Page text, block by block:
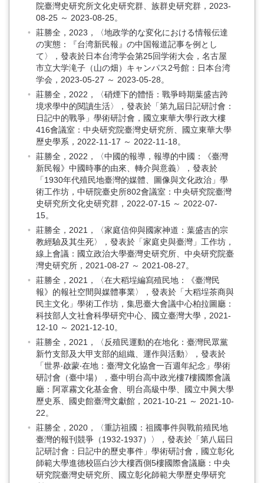
院臺灣史研究所文化史研究群、族群史研究群，2023-
08-25 ～ 2023-08-25。
莊勝全，2023，〈地政学的な変化における情報伝達
の実態：『台湾新民報』の中国報道記事を例とし
て〉，發表於日本台湾学会第25回学術大会，名古屋
市立大学滝子（山の畑）キャンパス2号館：日本台湾
学会，2023-05-27 ～ 2023-05-28。
莊勝全，2022，〈硝煙下的體悟：戰爭時期葉盛吉跨
境求學中的閱讀生活〉，發表於「第九屆日記研討會：
日記中的戰爭」學術研討會，國立東華大學行政大樓
416會議室：中央研究院臺灣史研究所、國立東華大學
歷史學系，2022-11-17 ～ 2022-11-18。
莊勝全，2022，〈中國的報導，報導的中國：《臺灣
新民報》中國時事的由來、轉介與意義〉，發表於
「1930年代殖民地臺灣的媒體、圖像與文化政治」學
術工作坊，中研院臺史所802會議室：中央研究院臺灣
史研究所文化史研究群，2022-07-15 ～ 2022-07-
15。
莊勝全，2021，〈家庭信仰與國家神道：葉盛吉的宗
教經驗及其生死〉，發表於「家庭史與臺灣」工作坊，
線上會議：國立政治大學臺灣史研究所、中央研究院臺
灣史研究所，2021-08-27 ～ 2021-08-27。
莊勝全，2021，〈在大稻埕編寫殖民地：《臺灣民
報》的報社空間與媒體事業〉，發表於「大稻埕茶商與
民主文化」學術工作坊，集思臺大會議中心柏拉圖廳：
科技部人文社會科學研究中心、國立臺灣大學，2021-
12-10 ～ 2021-12-10。
莊勝全，2021，〈反殖民運動的在地化：臺灣民眾黨
新竹支部及大甲支部的組織、運作與活動〉，發表於
「世界‧啟蒙‧在地：臺灣文化協會一百週年紀念」學術
研討會（臺中場），臺中明台高中政光樓7樓國際會議
廳：阿罩霧文化基金會、明台高級中學、國立中興大學
歷史系、國史館臺灣文獻館，2021-10-21 ～ 2021-10-
22。
莊勝全，2020，〈重訪祖國：祖國事件與戰前殖民地
臺灣的報刊競爭（1932-1937）〉，發表於「第八屆日
記研討會：日記中的歷史事件」學術研討會，國立彰化
師範大學進德校區白沙大樓西側5樓國際會議廳：中央
研究院臺灣史研究所、國立彰化師範大學歷史學研究